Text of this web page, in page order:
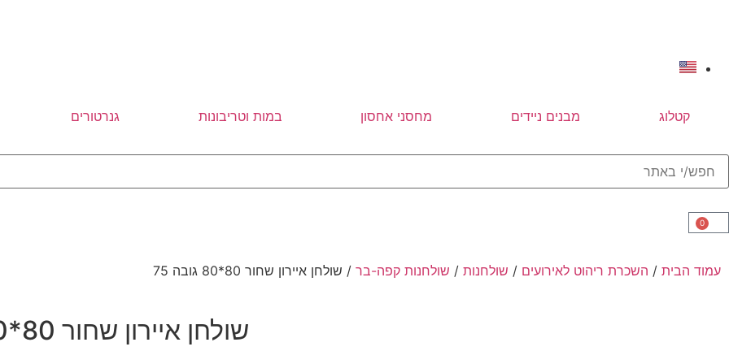
קטלוג מבנים ניידים מחסני אחסון במות וטריבונות גנרטורים
0
עמוד הבית / השכרת ריהוט לאירועים / שולחנות / שולחנות קפה-בר / שולחן איירון שחור 80*80 גובה 75
שולחן איירון שחור 80*80 גובה 75